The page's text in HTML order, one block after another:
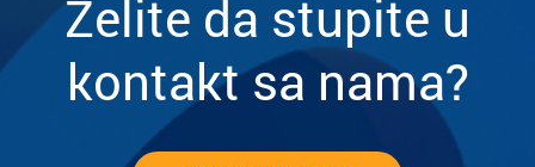
Želite da stupite u
kontakt sa nama?